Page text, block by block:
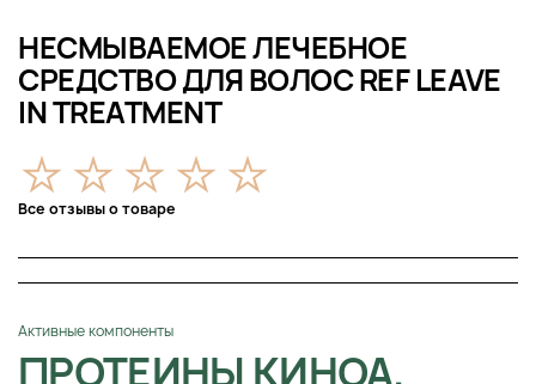
НЕСМЫВАЕМОЕ ЛЕЧЕБНОЕ
СРЕДСТВО ДЛЯ ВОЛОС REF LEAVE
IN TREATMENT
Все отзывы о товаре
Активные компоненты
ПРОТЕИНЫ КИНОА,